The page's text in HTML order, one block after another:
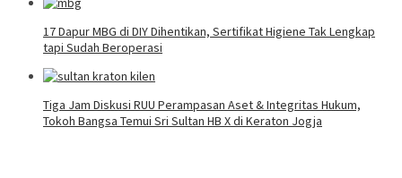
17 Dapur MBG di DIY Dihentikan, Sertifikat Higiene Tak Lengkap
tapi Sudah Beroperasi
Tiga Jam Diskusi RUU Perampasan Aset & Integritas Hukum,
Tokoh Bangsa Temui Sri Sultan HB X di Keraton Jogja